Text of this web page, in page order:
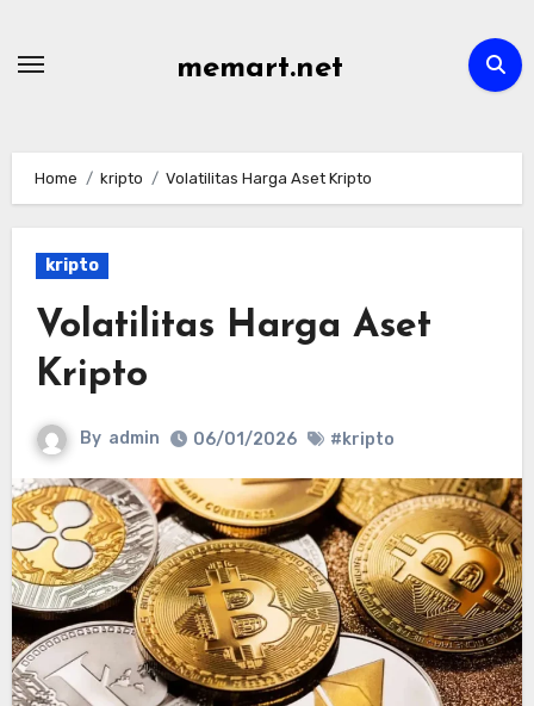
memart.net
Home kripto Volatilitas Harga Aset Kripto
kripto
Volatilitas Harga Aset
Kripto
By admin 06/01/2026 #kripto